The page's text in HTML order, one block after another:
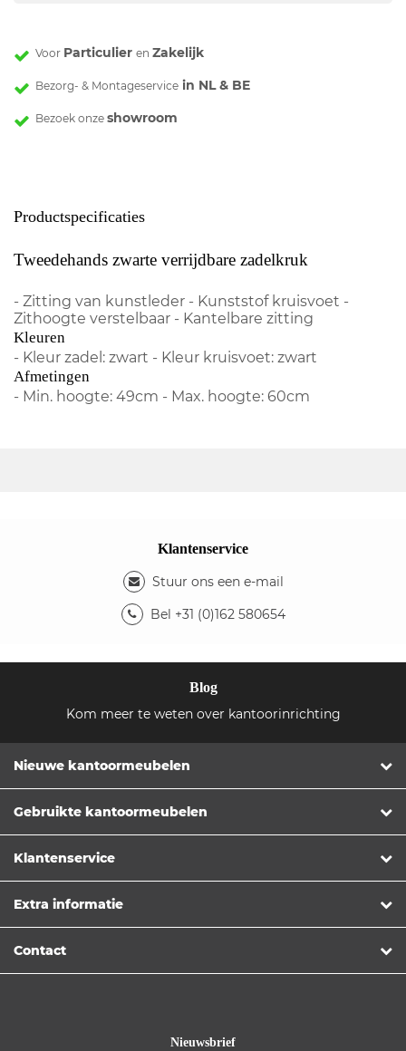
Voor Particulier en Zakelijk
Bezorg- & Montageservice in NL & BE
Bezoek onze showroom
Productspecificaties
Tweedehands zwarte verrijdbare zadelkruk
- Zitting van kunstleder - Kunststof kruisvoet -
Zithoogte verstelbaar - Kantelbare zitting
Kleuren
- Kleur zadel: zwart - Kleur kruisvoet: zwart
Afmetingen
- Min. hoogte: 49cm - Max. hoogte: 60cm
Klantenservice
Stuur ons een e-mail
Bel +31 (0)162 580654
Blog
Kom meer te weten over kantoorinrichting
Nieuwe kantoormeubelen
Gebruikte kantoormeubelen
Klantenservice
Extra informatie
Contact
Nieuwsbrief